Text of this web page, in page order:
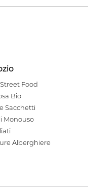
et Food
Bio
Sacchetti
Monouso
Alberghiere